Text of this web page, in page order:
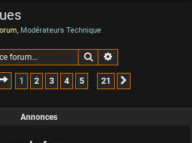
, Modérateurs Technique
Rechercher
Page 1sur21
1 2 3 4 5 21
Annonces